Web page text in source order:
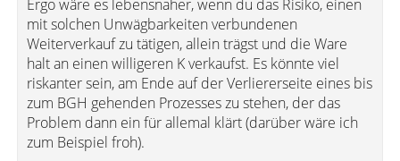
Ergo wäre es lebensnaher, wenn du das Risiko, einen
mit solchen Unwägbarkeiten verbundenen
Weiterverkauf zu tätigen, allein trägst und die Ware
halt an einen willigeren K verkaufst. Es könnte viel
riskanter sein, am Ende auf der Verliererseite eines bis
zum BGH gehenden Prozesses zu stehen, der das
Problem dann ein für allemal klärt (darüber wäre ich
zum Beispiel froh).